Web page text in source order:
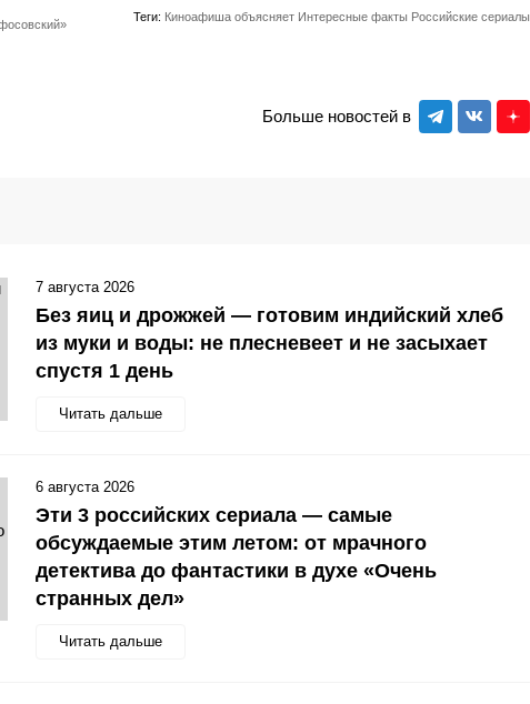
Теги: Киноафиша объясняет Интересные факты Российские сериалы
Больше новостей в
Без яиц и дрожжей — готовим индийский хлеб
из муки и воды: не плесневеет и не засыхает
спустя 1 день
Читать дальше
7 августа 2026
Эти 3 российских сериала — самые
обсуждаемые этим летом: от мрачного
детектива до фантастики в духе «Очень
странных дел»
Читать дальше
6 августа 2026